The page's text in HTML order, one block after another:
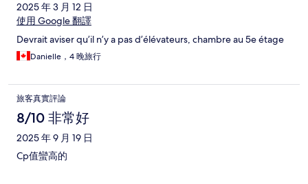
2025 年 3 月 12 日
使用 Google 翻譯
Devrait aviser qu’il n’y a pas d’élévateurs, chambre au 5e étage
Danielle，4 晚旅行
旅客真實評論
8/10 非常好
2025 年 9 月 19 日
Cp值蠻高的